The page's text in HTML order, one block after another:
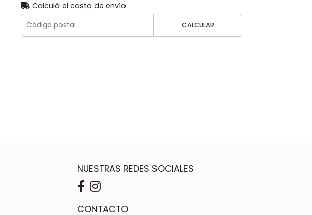
Calculá el costo de envío
CALCULAR
NUESTRAS REDES SOCIALES
CONTACTO